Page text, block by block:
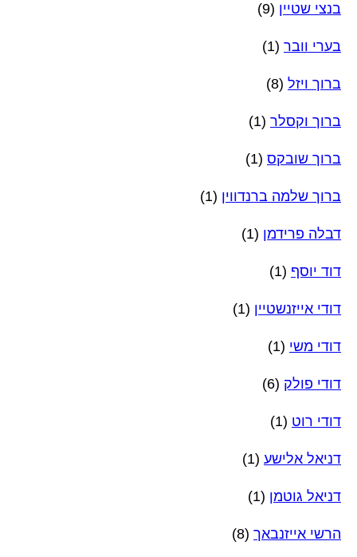
בנצי שטיין (9)
בערי וובר (1)
ברוך ויזל (8)
ברוך וקסלר (1)
ברוך שובקס (1)
ברוך שלמה ברנדווין (1)
דבלה פרידמן (1)
דוד יוסף (1)
דודי אייזנשטיין (1)
דודי משי (1)
דודי פולק (6)
דודי רוט (1)
דניאל אלישע (1)
דניאל גוטמן (1)
הרשי אייזנבאך (8)